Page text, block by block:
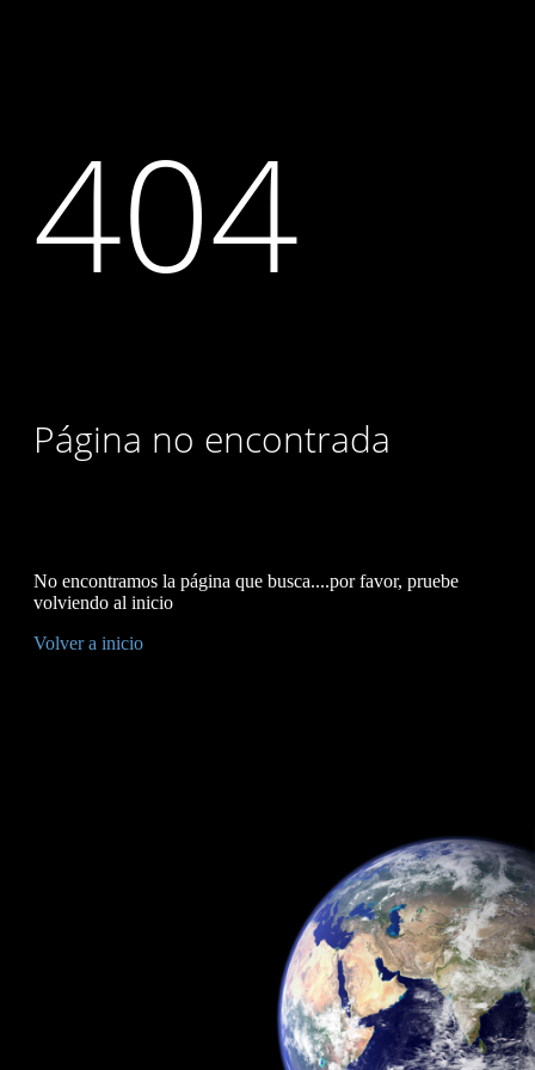
404
Página no encontrada
No encontramos la página que busca....por favor, pruebe
volviendo al inicio
Volver a inicio